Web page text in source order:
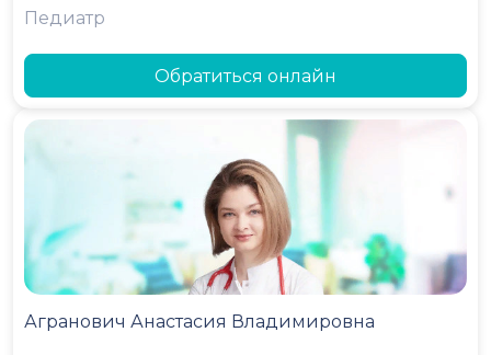
Педиатр
Обратиться онлайн
Агранович Анастасия Владимировна